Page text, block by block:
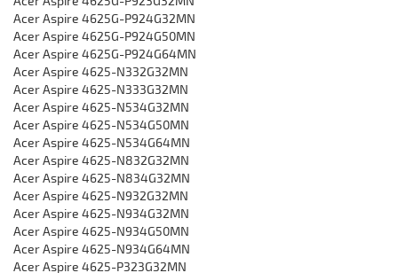
Acer Aspire 4625G-P924G32MN
Acer Aspire 4625G-P924G50MN
Acer Aspire 4625G-P924G64MN
Acer Aspire 4625-N332G32MN
Acer Aspire 4625-N333G32MN
Acer Aspire 4625-N534G32MN
Acer Aspire 4625-N534G50MN
Acer Aspire 4625-N534G64MN
Acer Aspire 4625-N832G32MN
Acer Aspire 4625-N834G32MN
Acer Aspire 4625-N932G32MN
Acer Aspire 4625-N934G32MN
Acer Aspire 4625-N934G50MN
Acer Aspire 4625-N934G64MN
Acer Aspire 4625-P323G32MN